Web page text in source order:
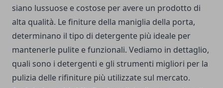
siano lussuose e costose per avere un prodotto di
alta qualità. Le finiture della maniglia della porta,
determinano il tipo di detergente più ideale per
mantenerle pulite e funzionali. Vediamo in dettaglio,
quali sono i detergenti e gli strumenti migliori per la
pulizia delle rifiniture più utilizzate sul mercato.